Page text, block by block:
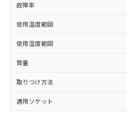
故障率
使用温度範囲
使用湿度範囲
質量
取りつけ方法
適用ソケット
お客様が当ウェブサ
登録された部品リス
および当社の共同利
品・サービスに関す
引・商談に必要な範
※当社の共同利用者
※3 非含有証明書ダウ
下記の非含有証明書をダ
とができます。
EU RoHS指令（10物質）
51物質の非含有証明書（
※本証明書は発行日時点で
るもので、過去に遡って
ものではありません。